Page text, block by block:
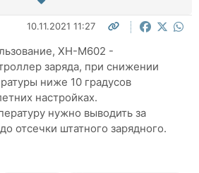
10.11.2021 11:27
XH-M602 -
заряда, при снижении
ниже 10 градусов
настройках.
нужно выводить за
отсечки штатного зарядного.